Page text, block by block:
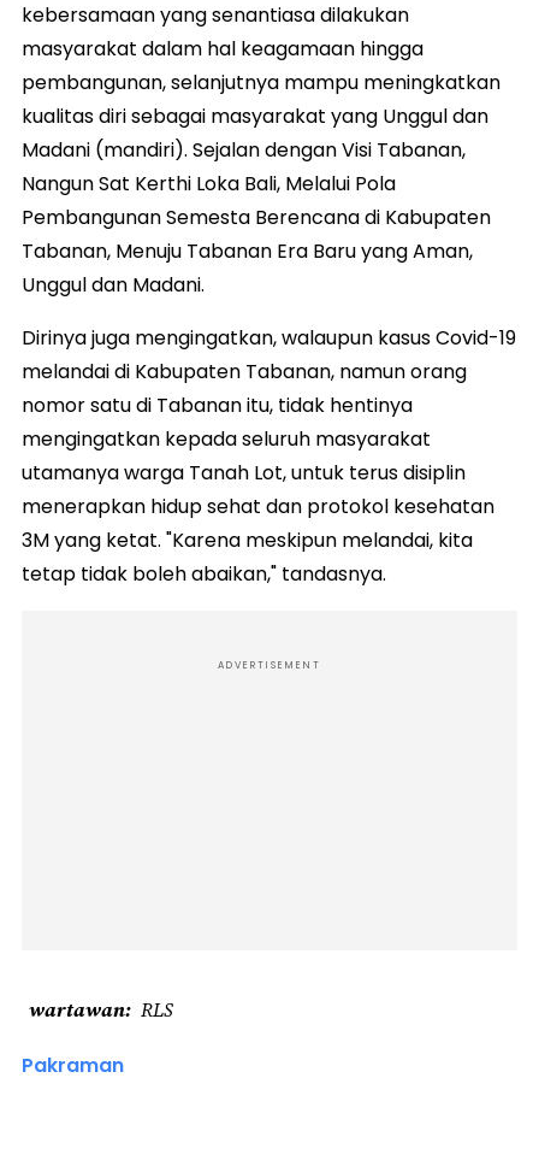
kebersamaan yang senantiasa dilakukan
masyarakat dalam hal keagamaan hingga
pembangunan, selanjutnya mampu meningkatkan
kualitas diri sebagai masyarakat yang Unggul dan
Madani (mandiri). Sejalan dengan Visi Tabanan,
Nangun Sat Kerthi Loka Bali, Melalui Pola
Pembangunan Semesta Berencana di Kabupaten
Tabanan, Menuju Tabanan Era Baru yang Aman,
Unggul dan Madani.
Dirinya juga mengingatkan, walaupun kasus Covid-19
melandai di Kabupaten Tabanan, namun orang
nomor satu di Tabanan itu, tidak hentinya
mengingatkan kepada seluruh masyarakat
utamanya warga Tanah Lot, untuk terus disiplin
menerapkan hidup sehat dan protokol kesehatan
3M yang ketat. "Karena meskipun melandai, kita
tetap tidak boleh abaikan," tandasnya.
ADVERTISEMENT
wartawan RLS
Pakraman